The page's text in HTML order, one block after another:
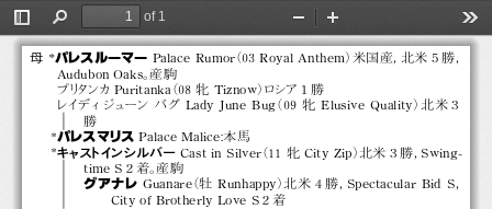
Toggle
Sidebar
Find
of 1
Zoom
Out
In
*パレスルーマー フユーデア
Whisperifyoudare
母 *パレスルーマー Palace Rumor（03 Royal Anthem）米国産，北米５勝，
Audubon Oaks。産駒
プリタンカ Puritanka（08 牝 Tiznow）ロシア１ 勝
レイディジューン バグ Lady June Bug（09 牝 Elusive Quality）北米３
勝
*パレスマリス Palace Malice：本馬
*キャストインシルバー Cast in Silver（11 牝 City Zip）北米３勝，Swing-
time S２着。産駒
グアナレ Guanare（牡 Runhappy）北米４勝，Spectacular Bid S，
City of Brotherly Love S２着